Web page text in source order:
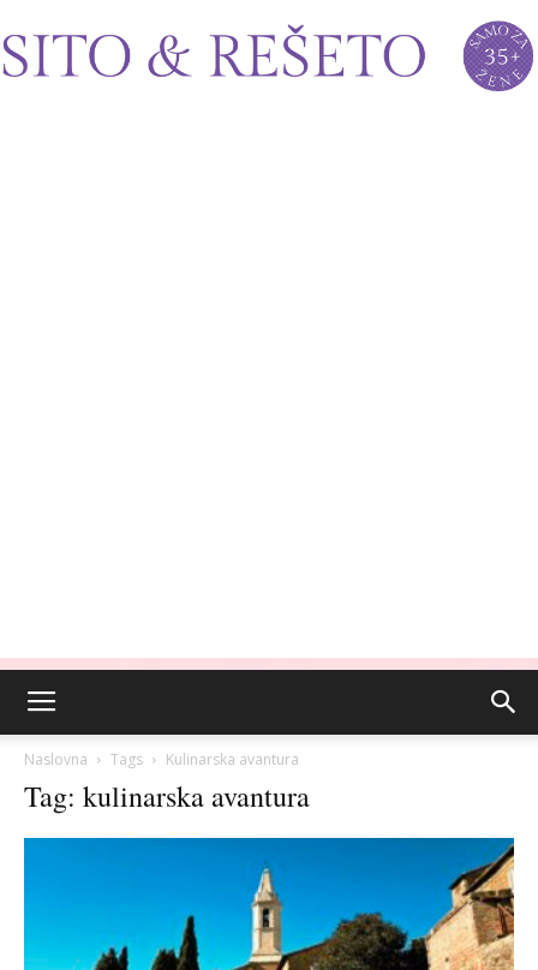
Naslovna Tags Kulinarska avantura
Tag: kulinarska avantura